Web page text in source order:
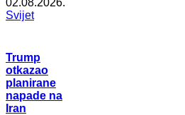
Svijet
Trump
otkazao
planirane
napade na
Iran